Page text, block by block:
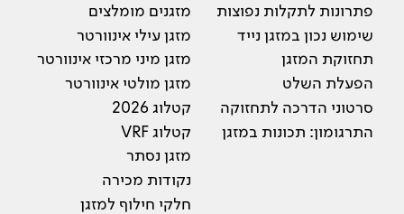
פתרונות לתקלות נפוצות
שימוש נכון במזגן נייד
תחזוקת המזגן
הפעלת השלט
סרטוני הדרכה לתחזוקה
התרגומון: תכונות במזגן
מזגנים מומלצים
מזגן עילי אינוורטר
מזגן מיני מרכזי אינוורטר
מזגן מולטי אינוורטר
קטלוג 2026
קטלוג VRF
מזגן נסתר
נקודות מכירה
חלקי חילוף למזגן